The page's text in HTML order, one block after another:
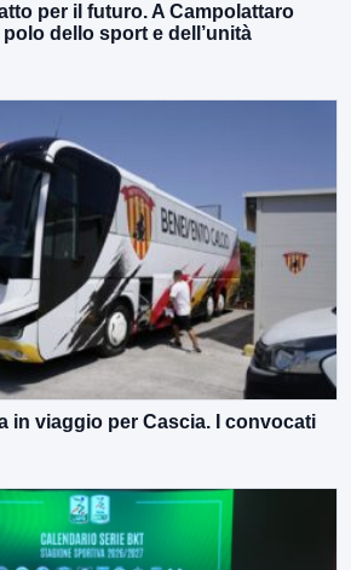
per il futuro. A Campolattaro
dello sport e dell’unità
in viaggio per Cascia. I convocati